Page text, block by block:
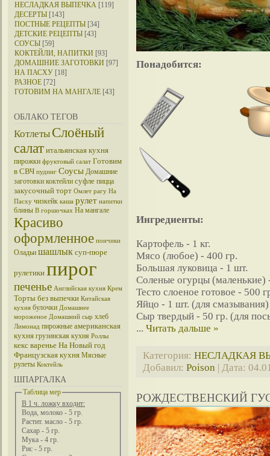
НЕСЛАДКАЯ ВЫПЕЧКА [119]
ДЕСЕРТЫ [143]
ПОСТНЫЕ РЕЦЕПТЫ [34]
ДЕТСКИЕ РЕЦЕПТЫ [43]
СОУСЫ [59]
КОКТЕЙЛИ, НАПИТКИ [93]
ДОМАШНИЕ ЗАГОТОВКИ [97]
НА ПАСХУ [18]
РАЗНОЕ [72]
ГОТОВИМ НА МАНГАЛЕ [43]
ОБЛАКО ТЕГОВ
Котлеты Слоёный
салат итальянская кухня
пирожки фруктовый салат Готовим
в СВЧ пудинг Соусы Домашние
заготовки коктейли суфле пицца
закусочный торт Омлет рагу На
Пасху чизкейк каша рулет напитки
блины В горшочках На мангале
Красиво
оформленное пончики
Оладьи шашлык суп-пюре
рулетики пирог
печенье Английская кухня Крем
Торты без выпечки Китайская
кухня булочки Домашнее
мороженое Домашний сыр хлеб
Лимонад пирожные американская
кухня грузинская кухня Роллы
кекс варенье На Новый год
Французская кухня Мясные
рулеты Коктейль
ШПАРГАЛКА
Таблица мер
В 1 ч. ложку входит:
Вода, молоко - 5 гр.
Растит. масло - 5 гр.
Сахар - 5 гр.
Мука - 4 гр.
Рис - 5 гр.
Понадобится:
Ингредиенты:
Картофель - 1 кг.
Мясо (любое) - 400 гр.
Большая луковица - 1 шт.
Соленые огурцы (маленькие)
Тесто слоеное готовое -
Яйцо - 1 шт. (для смазывания)
Сыр твердый - 50 гр. (для
... Читать дальше »
Категория: НЕСЛАДКАЯ
Добавил: Poison | Дата:
РОЖДЕСТВЕНСКИЙ